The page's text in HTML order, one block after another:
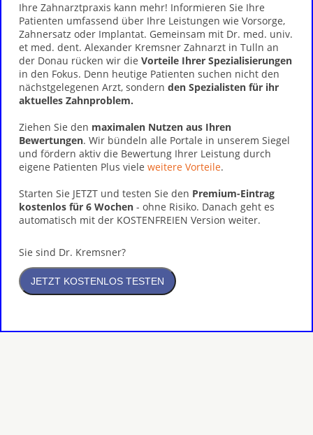
Ihre Zahnarztpraxis kann mehr! Informieren Sie Ihre
Patienten umfassend über Ihre Leistungen wie Vorsorge,
Zahnersatz oder Implantat. Gemeinsam mit Dr. med. univ.
et med. dent. Alexander Kremsner Zahnarzt in Tulln an
der Donau rücken wir die Vorteile Ihrer Spezialisierungen
in den Fokus. Denn heutige Patienten suchen nicht den
nächstgelegenen Arzt, sondern den Spezialisten für ihr
aktuelles Zahnproblem.
Ziehen Sie den maximalen Nutzen aus Ihren
Bewertungen. Wir bündeln alle Portale in unserem Siegel
und fördern aktiv die Bewertung Ihrer Leistung durch
eigene Patienten Plus viele weitere Vorteile.
Starten Sie JETZT und testen Sie den Premium-Eintrag
kostenlos für 6 Wochen - ohne Risiko. Danach geht es
automatisch mit der KOSTENFREIEN Version weiter.
Sie sind Dr. Kremsner?